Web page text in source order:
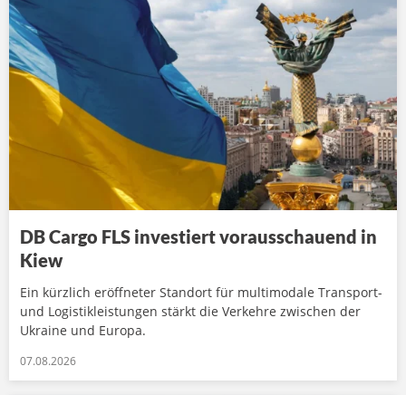
DB Cargo FLS investiert vorausschauend in
Kiew
Ein kürzlich eröffneter Standort für multimodale Transport-
und Logistikleistungen stärkt die Verkehre zwischen der
Ukraine und Europa.
07.08.2026